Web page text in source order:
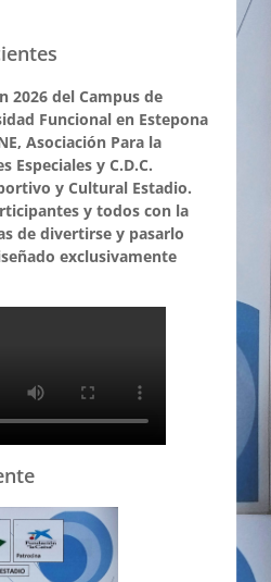
2026 del Campus de
Funcional en Estepona
Asociación Para la
Especiales y C.D.C.
y Cultural Estadio.
y todos con la
de divertirse y pasarlo
exclusivamente